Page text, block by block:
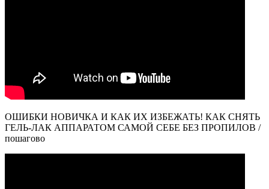
ОШИБКИ НОВИЧКА И КАК ИХ ИЗБЕЖАТЬ! КАК СНЯТЬ
ГЕЛЬ-ЛАК АППАРАТОМ САМОЙ СЕБЕ БЕЗ ПРОПИЛОВ /
пошагово